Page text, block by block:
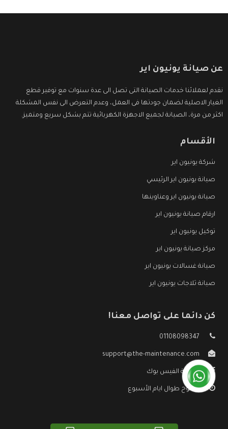
عن صيانة يونيون اير
نقدم لعملائنا خدمات الصيانة التى تصل الى عدة سنوات مع توفير قطع
الغيار الاصلية لضمان جودتها فى العمل، وعدم التعرض الى نفس المشكلة
اكثر من مرة، الصيانة لجميع الاجهزة الكهربائية تتم بشكل سريع ومتميز.
الأقسام
شركة يونيون اير
صيانة يونيون اير الرئيسي
صيانة يونيون اير وعناوينها
ارقام صيانة يونيون اير
توكيل يونيون اير
مركز صيانة يونيون اير
صيانة غسالات يونيون اير
صيانة ثلاجات يونيون اير
كن دائما على تواصل معنا!
01108098347
support@the-maintenance.com
صفحة الفيس بوك
مفتوح طوال ايام الأسبوع